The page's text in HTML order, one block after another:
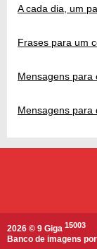
A cada dia, um
Frases para um
Mensagens para
Mensagens para
2026 © 9 Giga 15003
Banco de imagens por